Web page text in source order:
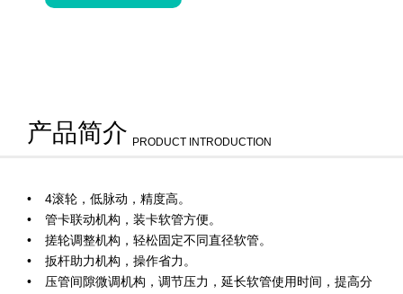
产品简介 PRODUCT INTRODUCTION
4滚轮，低脉动，精度高。
管卡联动机构，装卡软管方便。
搓轮调整机构，轻松固定不同直径软管。
扳杆助力机构，操作省力。
压管间隙微调机构，调节压力，延长软管使用时间，提高分